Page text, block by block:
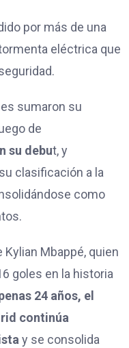
por más de una
eléctrica que
sumaron su
de
su debut, y
clasificación a la
como
Mbappé, quien
goles en la historia
24 años, el
continúa
y se consolida